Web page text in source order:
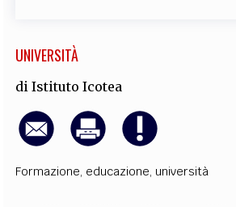
UNIVERSITÀ
diIstituto Icotea
Formazione, educazione, università